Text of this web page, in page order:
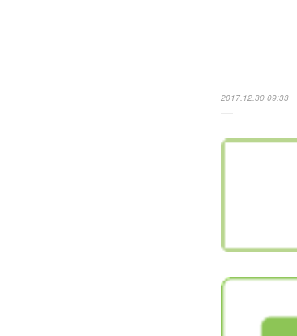
2017.12.30 09:33